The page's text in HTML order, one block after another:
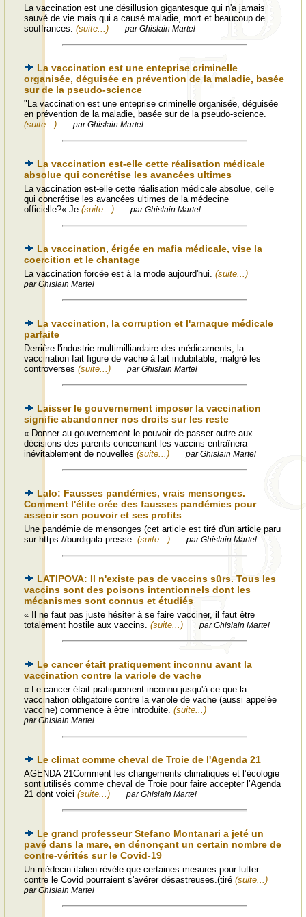
La vaccination est une désillusion gigantesque qui n'a jamais
sauvé de vie mais qui a causé maladie, mort et beaucoup de
souffrances. (suite...) par Ghislain Martel
La vaccination est une enteprise criminelle
organisée, déguisée en prévention de la maladie, basée
sur de la pseudo-science
"La vaccination est une enteprise criminelle organisée, déguisée
en prévention de la maladie, basée sur de la pseudo-science.
(suite...)
par Ghislain Martel
La vaccination est-elle cette réalisation médicale
absolue qui concrétise les avancées ultimes
La vaccination est-elle cette réalisation médicale absolue, celle
qui concrétise les avancées ultimes de la médecine
officielle?« Je (suite...) par Ghislain Martel
La vaccination, érigée en mafia médicale, vise la
coercition et le chantage
La vaccination forcée est à la mode aujourd'hui. (suite...)
par Ghislain Martel
La vaccination, la corruption et l'arnaque médicale
parfaite
Derrière l'industrie multimilliardaire des médicaments, la
vaccination fait figure de vache à lait indubitable, malgré les
controverses (suite...) par Ghislain Martel
Laisser le gouvernement imposer la vaccination
signifie abandonner nos droits sur les reste
« Donner au gouvernement le pouvoir de passer outre aux
décisions des parents concernant les vaccins entraînera
inévitablement de nouvelles (suite...) par Ghislain Martel
Lalo: Fausses pandémies, vrais mensonges.
Comment l'élite crée des fausses pandémies pour
asseoir son pouvoir et ses profits
Une pandémie de mensonges (cet article est tiré d'un article paru
sur https://burdigala-presse. (suite...) par Ghislain Martel
LATIPOVA: Il n'existe pas de vaccins sûrs. Tous les
vaccins sont des poisons intentionnels dont les
mécanismes sont connus et étudiés
« Il ne faut pas juste hésiter à se faire vacciner, il faut être
totalement hostile aux vaccins. (suite...) par Ghislain Martel
Le cancer était pratiquement inconnu avant la
vaccination contre la variole de vache
« Le cancer était pratiquement inconnu jusqu'à ce que la
vaccination obligatoire contre la variole de vache (aussi appelée
vaccine) commence à être introduite. (suite...)
par Ghislain Martel
Le climat comme cheval de Troie de l'Agenda 21
AGENDA 21Comment les changements climatiques et l’écologie
sont utilisés comme cheval de Troie pour faire accepter l’Agenda
21 dont voici (suite...) par Ghislain Martel
Le grand professeur Stefano Montanari a jeté un
pavé dans la mare, en dénonçant un certain nombre de
contre-vérités sur le Covid-19
Un médecin italien révèle que certaines mesures pour lutter
contre le Covid pourraient s'avérer désastreuses.(tiré (suite...)
par Ghislain Martel